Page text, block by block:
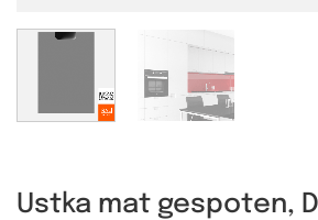
Ustka mat gespoten,